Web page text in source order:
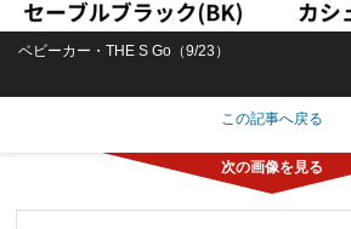
ベビーカー・THE S Go（9/23）
この記事へ戻る